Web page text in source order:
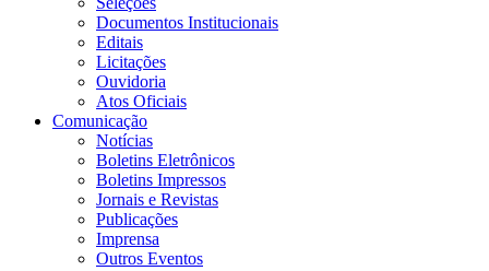
Documentos Institucionais
Editais
Licitações
Ouvidoria
Atos Oficiais
Comunicação
Notícias
Boletins Eletrônicos
Boletins Impressos
Jornais e Revistas
Publicações
Imprensa
Outros Eventos